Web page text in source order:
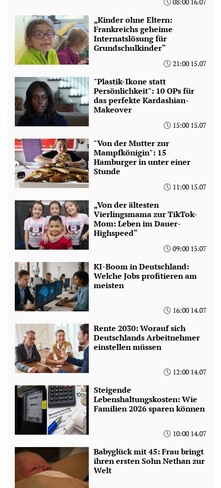
„Kinder ohne Eltern:
Frankreichs geheime
Internatslösung für
Grundschulkinder“
21:00 15.07
"Plastik-Ikone statt
Persönlichkeit": 10 OPs für
das perfekte Kardashian-
Makeover
15:00 15.07
"Von der Mutter zur
Mampfkönigin": 15
Hamburger in unter einer
Stunde
11:00 15.07
„Von der ältesten
Vierlingsmama zur TikTok-
Mom: Leben im Dauer-
Highspeed“
09:00 15.07
KI-Boom in Deutschland:
Welche Jobs profitieren am
meisten
16:00 14.07
Rente 2030: Worauf sich
Deutschlands Arbeitnehmer
einstellen müssen
12:00 14.07
Steigende
Lebenshaltungskosten: Wie
Familien 2026 sparen können
10:00 14.07
Babyglück mit 45: Frau bringt
ihren ersten Sohn Nethan zur
Welt